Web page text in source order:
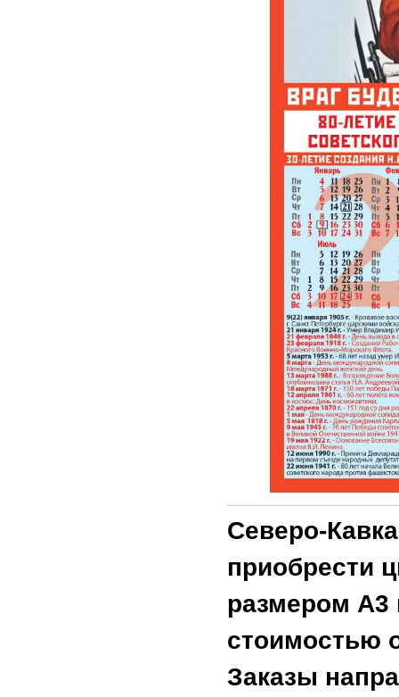
Северо-
приобрести
размером А3
стоимостью
Заказы